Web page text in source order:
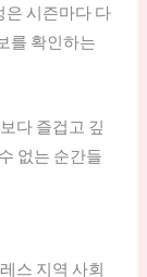
은 시즌마다 다
를 확인하는
다 즐겁고 깊
없는 순간들
스 지역 사회